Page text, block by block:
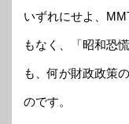
いずれにせよ、
もなく、「昭和恐
も、何が財政政策
のです。